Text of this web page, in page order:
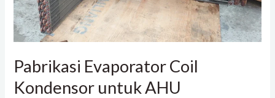
Pabrikasi Evaporator Coil
Kondensor untuk AHU